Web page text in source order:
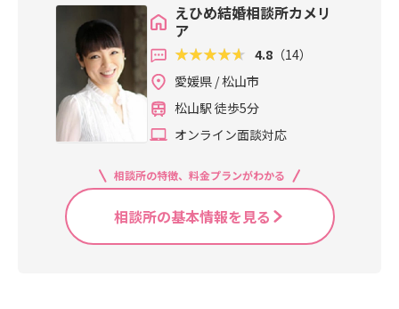
えひめ結婚相談所カメリ
ア
4.8 （14）
愛媛県 / 松山市
松山駅 徒歩5分
オンライン面談対応
相談所の特徴、料金プランがわかる
相談所の基本情報を見る